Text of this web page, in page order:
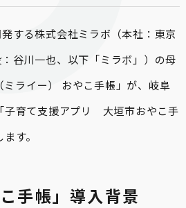
する株式会社ミラボ（本社：東京
谷川一也、以下「ミラボ」）の母
ライー） おやこ手帳」が、岐阜
育て支援アプリ　大垣市おやこ手
す。
手帳」導入背景